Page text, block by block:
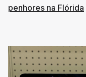
penhores na Flórida